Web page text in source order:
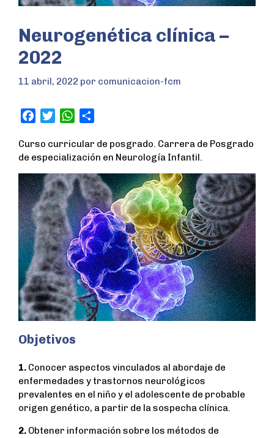
Neurogenética clínica –
2022
11 abril, 2022 por comunicacion-fcm
c
e
b
o
o
k
i
t
t
e
r
W
a
t
s
A
p
p
a
r
e
Curso curricular de posgrado. Carrera de Posgrado
de especialización en Neurología Infantil.
Objetivos
1. Conocer aspectos vinculados al abordaje de
enfermedades y trastornos neurológicos
prevalentes en el niño y el adolescente de probable
origen genético, a partir de la sospecha clínica.
2. Obtener información sobre los métodos de